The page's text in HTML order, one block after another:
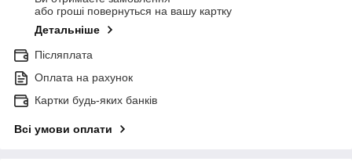
або гроші повернуться на вашу картку
Детальніше
Післяплата
Оплата на рахунок
Картки будь-яких банків
Всі умови оплати